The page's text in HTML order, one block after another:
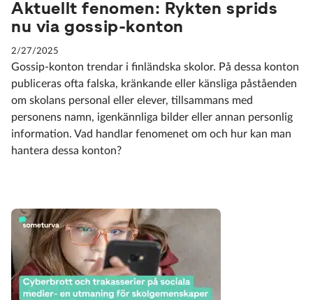
Aktuellt fenomen: Rykten sprids
nu via gossip-konton
2/27/2025
Gossip-konton trendar i finländska skolor. På dessa konton
publiceras ofta falska, kränkande eller känsliga påståenden
om skolans personal eller elever, tillsammans med
personens namn, igenkännliga bilder eller annan personlig
information. Vad handlar fenomenet om och hur kan man
hantera dessa konton?